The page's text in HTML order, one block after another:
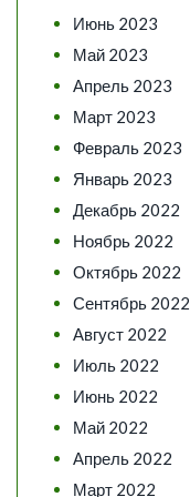
Июнь 2023
Май 2023
Апрель 2023
Март 2023
Февраль 2023
Январь 2023
Декабрь 2022
Ноябрь 2022
Октябрь 2022
Сентябрь 2022
Август 2022
Июль 2022
Июнь 2022
Май 2022
Апрель 2022
Март 2022